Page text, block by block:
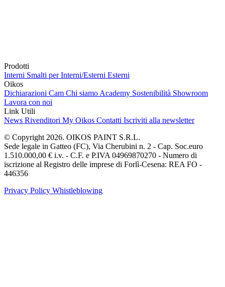
Prodotti
Interni Smalti per Interni/Esterni Esterni
Oikos
Dichiarazioni Cam Chi siamo Academy Sostenibilità Showroom
Lavora con noi
Link Utili
News Rivenditori My Oikos Contatti Iscriviti alla newsletter
© Copyright 2026. OIKOS PAINT S.R.L.
Sede legale in Gatteo (FC), Via Cherubini n. 2 - Cap. Soc.euro
1.510.000,00 € i.v. - C.F. e P.IVA 04969870270 - Numero di
iscrizione al Registro delle imprese di Forlì-Cesena: REA FO -
446356
Privacy Policy Whistleblowing